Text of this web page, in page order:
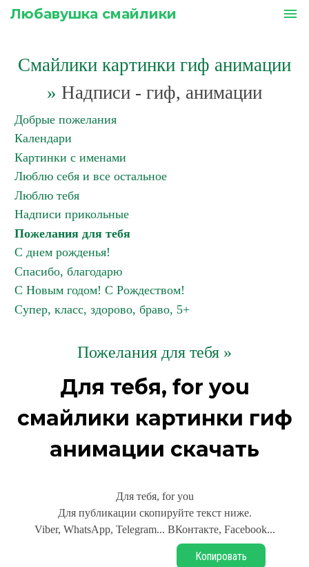
Любавушка смайлики menu
Смайлики картинки гиф анимации
» Надписи - гиф, анимации
Добрые пожелания
Календари
Картинки с именами
Люблю себя и все остальное
Люблю тебя
Надписи прикольные
Пожелания для тебя
С днем рожденья!
Спасибо, благодарю
С Новым годом! С Рождеством!
Супер, класс, здорово, браво, 5+
Пожелания для тебя »
Для тебя, for you
смайлики картинки гиф
анимации скачать
Для тебя, for you
Для публикации скопируйте текст ниже.
Viber, WhatsApp, Telegram... ВКонтакте, Facebook...
Копировать